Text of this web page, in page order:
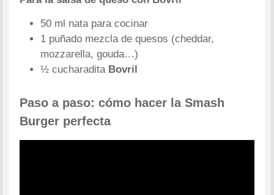
50 ml nata para cocinar
1 puñado mezcla de quesos (cheddar,
mozzarella, gouda…)
½ cucharadita Bovril
Paso a paso:cómo hacer la Smash
Burger perfecta